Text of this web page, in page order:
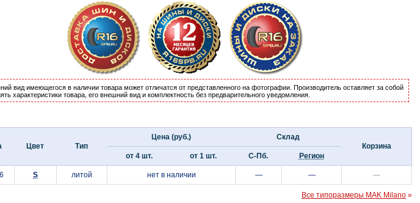
вид имеющегося в наличии товара может отличатся от представленного на фотографии. Производитель оставляет за собой
характеристики товара, его внешний вид и комплектность без предварительного уведомления.
Цвет Тип
Цена (руб.)
Склад
Корзина
от 4 шт.
от 1 шт. С-Пб. Регион
S литой нет в наличии — — —
Все типоразмеры MAK Milano »